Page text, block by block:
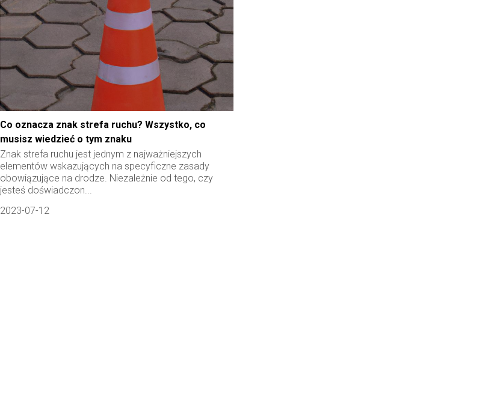
Co oznacza znak strefa ruchu? Wszystko, co
musisz wiedzieć o tym znaku
Znak strefa ruchu jest jednym z najważniejszych
elementów wskazujących na specyficzne zasady
obowiązujące na drodze. Niezależnie od tego, czy
jesteś doświadczon...
2023-07-12